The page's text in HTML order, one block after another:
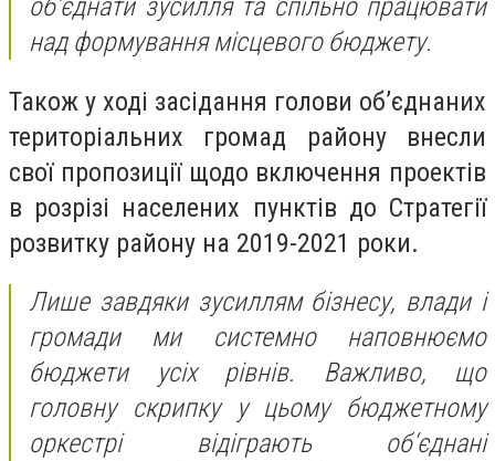
об’єднати зусилля та спільно працювати
над формування місцевого бюджету.
Також у ході засідання голови об’єднаних
територіальних громад району внесли
свої пропозиції щодо включення проектів
в розрізі населених пунктів до Стратегії
розвитку району на 2019-2021 роки.
Лише завдяки зусиллям бізнесу, влади і
громади ми системно наповнюємо
бюджети усіх рівнів. Важливо, що
головну скрипку у цьому бюджетному
оркестрі відіграють об‘єднані